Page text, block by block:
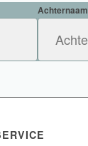
Achternaam